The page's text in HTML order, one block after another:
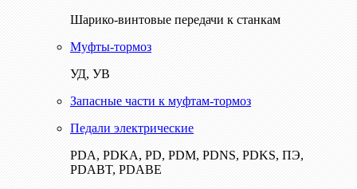
Шарико-винтовые передачи к станкам
Муфты-тормоз
УД, УВ
Запасные части к муфтам-тормоз
Педали электрические
PDA, PDKA, PD, PDM, PDNS, PDKS, ПЭ,
PDABT, PDABE